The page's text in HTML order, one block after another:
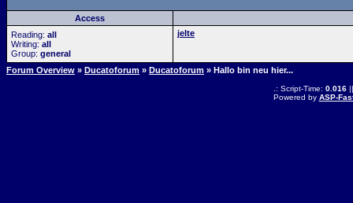
Access
Reading: all
Writing: all
Group: general
jelte
Forum Overview » Ducatoforum » Ducatoforum » Hallo bin neu hier...
.: Script-Time: 0.016||
Powered by ASP-